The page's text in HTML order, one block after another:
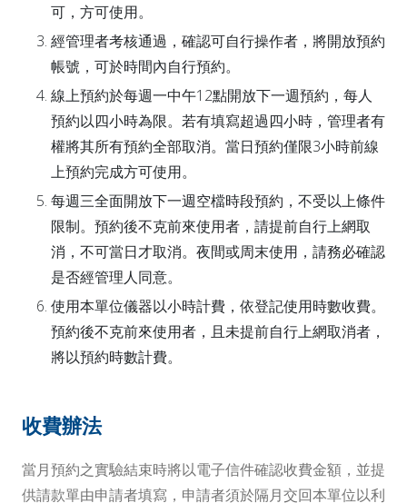
可，方可使用。
經管理者考核通過，確認可自行操作者，將開放預約
帳號，可於時間內自行預約。
線上預約於每週一中午12點開放下一週預約，每人
預約以四小時為限。若有填寫超過四小時，管理者有
權將其所有預約全部取消。當日預約僅限3小時前線
上預約完成方可使用。
每週三全面開放下一週空檔時段預約，不受以上條件
限制。預約後不克前來使用者，請提前自行上網取
消，不可當日才取消。夜間或周末使用，請務必確認
是否經管理人同意。
使用本單位儀器以小時計費，依登記使用時數收費。
預約後不克前來使用者，且未提前自行上網取消者，
將以預約時數計費。
收費辦法
當月預約之實驗結束時將以電子信件確認收費金額，並提
供請款單由申請者填寫，申請者須於隔月交回本單位以利